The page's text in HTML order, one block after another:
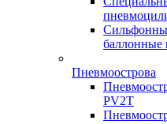
Пневмоострова
PV2T